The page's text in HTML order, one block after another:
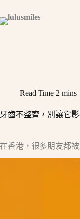
content
Read Time 2 mins
牙齒不整齊，別讓它
在香港，很多朋友都